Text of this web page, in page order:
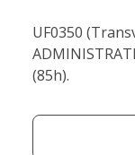
UF0350
(85h).